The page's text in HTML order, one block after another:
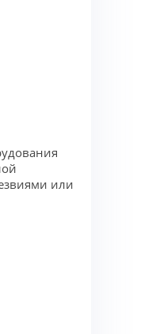
или